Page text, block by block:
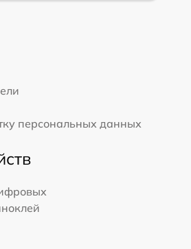
персональных данных